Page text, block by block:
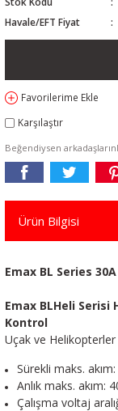
Havale/EFT Fiyat
Karşılaştır
Beğendiysen
Ürün Bilgisi
Emax BL Series
Emax BLHeli Serisi
Kontrol
Uçak ve
Sürekli maks.
Anlık maks. akım:
Çalışma voltaj